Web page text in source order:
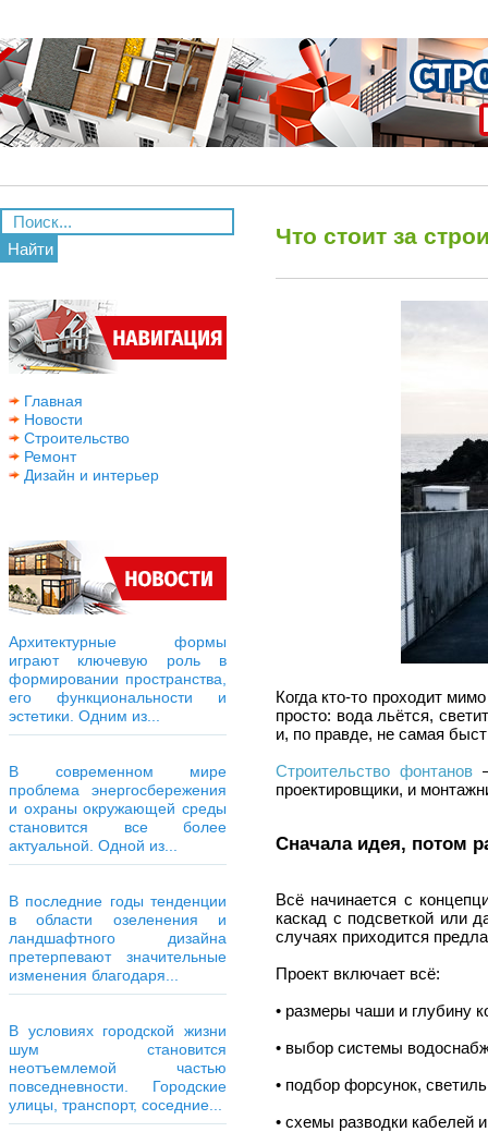
Найти
Главная
Новости
Строительство
Ремонт
Дизайн и интерьер
Архитектурные формы
играют ключевую роль в
формировании пространства,
его функциональности и
эстетики. Одним из...
В современном мире
проблема энергосбережения
и охраны окружающей среды
становится все более
актуальной. Одной из...
В последние годы тенденции
в области озеленения и
ландшафтного дизайна
претерпевают значительные
изменения благодаря...
В условиях городской жизни
шум становится
неотъемлемой частью
повседневности. Городские
улицы, транспорт, соседние...
Что стоит за
Когда кто-то проходит
просто: вода льётся,
и, по правде, не самая
Строительство фонтанов–
проектировщики, и
Сначала идея, потом
Всё начинается с
каскад с подсветкой или
случаях приходится
Проект включает всё:
• размеры чаши и глубину
• выбор системы
• подбор форсунок,
• схемы разводки кабелей